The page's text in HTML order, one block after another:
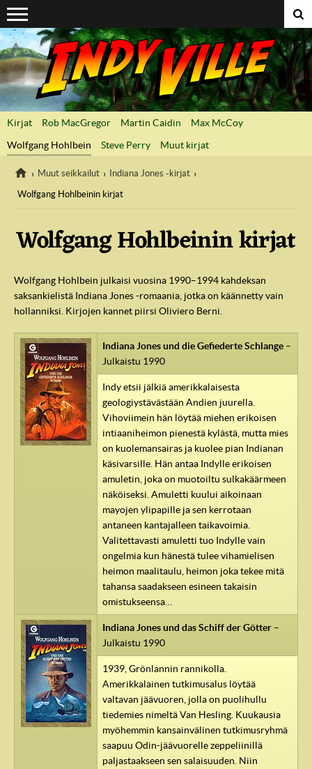
Suoraan sisältöön
Kirjat Rob MacGregor Martin Caidin
Max McCoy
Wolfgang Hohlbein
Steve Perry Muut kirjat
Muut seikkailut
Indiana Jones -kirjat
Wolfgang Hohlbeinin kirjat
Wolfgang Hohlbeinin kirjat
Wolfgang Hohlbein julkaisi vuosi­na 1990–1994 kahdeksan
saksankielistä Indiana Jones -romaania, jotka on käännetty vain
hollanniksi. Kirjojen kannet piirsi Oliviero Berni.
Indiana Jones und die Gefiederte Schlange –
Julkaistu 1990
Indy etsii jälkiä amerikkalaisesta
geologiystävästään Andien juurella.
Vihoviimein hän löytää miehen erikoisen
intiaaniheimon pienestä kylästä, mutta mies
on kuolemansairas ja kuolee pian Indianan
käsivarsille. Hän antaa Indylle erikoisen
amuletin, joka on muotoiltu sulkakäärmeen
näköiseksi. Amuletti kuului aikoinaan
mayojen ylipapille ja sen kerrotaan
antaneen kantajalleen taikavoimia.
Valitettavasti amuletti tuo Indylle vain
ongelmia kun hänestä tulee vihamielisen
heimon maalitaulu, heimon joka tekee mitä
tahansa saadakseen esineen takaisin
omistukseensa…
Indiana Jones und das Schiff der Götter –
Julkaistu 1990
1939, Grönlannin rannikolla.
Amerikkalainen tutkimusalus löytää
valtavan jäävuoren, jolla on puolihullu
tiedemies nimeltä Van Hesling. Kuukausia
myöhemmin kansainvälinen tutkimusryhmä
saapuu Odin-jäävuorelle zeppeliinillä
paljastaakseen sen salaisuuden. Niin